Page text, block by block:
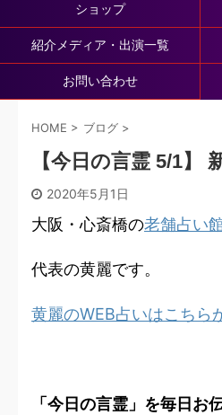
ショップ
紹介メディア・出演一覧
お問い合わせ
HOME > ブログ >
【今日の言霊 5/1】
2020年5月1日
大阪・心斎橋の老舗占い
代表の黄麗です。
黄麗のWEB占いはこちら
「今日の言霊」を毎日お